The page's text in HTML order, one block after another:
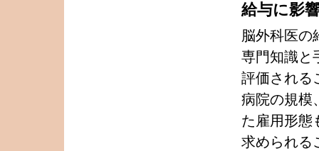
給与に影
脳外科医の
専門知識と
評価される
病院の規模
た雇用形態
求められる